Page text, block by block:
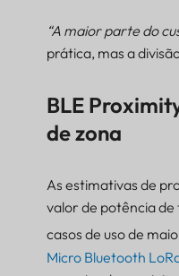
“A maior parte do
prática, mas a
BLE
de zona
As estimativas de
valor de potência de
casos de uso de
Micro Bluetooth